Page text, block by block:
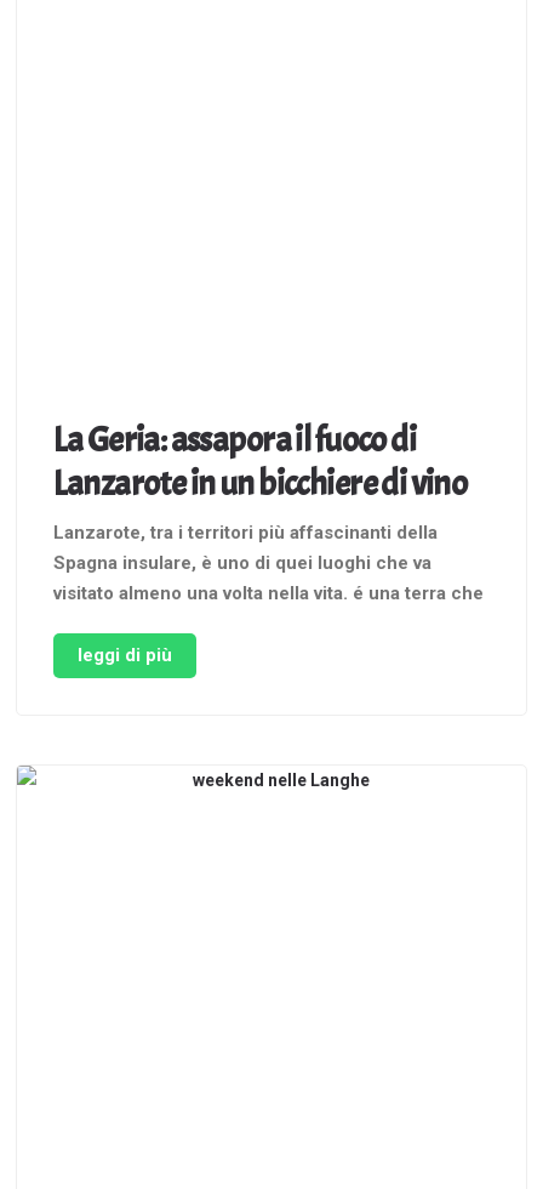
La Geria: assapora il fuoco di
Lanzarote in un bicchiere di vino
Lanzarote, tra i territori più affascinanti della
Spagna insulare, è uno di quei luoghi che va
visitato almeno una volta nella vita. é una terra che
unici del loro genere. Terre rosse e nere dalle
sfumature bruciate, testimoni tangibili dell’ardente
leggi di più